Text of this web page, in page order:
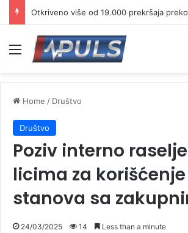
Menu
Home / Društvo
Društvo
Poziv interno
licima za korišćenje
stanova sa
24/03/2025 14 Less than a minute